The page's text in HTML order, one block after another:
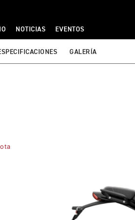
NOTICIAS EVENTOS
GALERÍA